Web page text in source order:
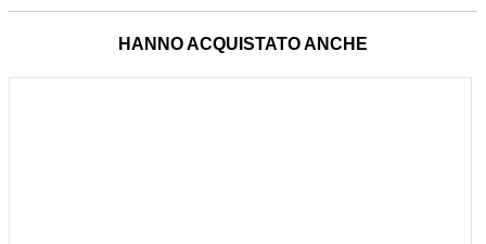
HANNO ACQUISTATO ANCHE